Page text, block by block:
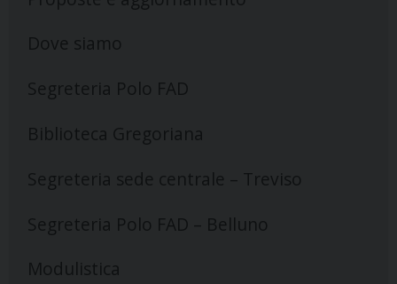
Dove siamo
Segreteria Polo FAD
Biblioteca Gregoriana
Segreteria sede centrale – Treviso
Segreteria Polo FAD – Belluno
Modulistica